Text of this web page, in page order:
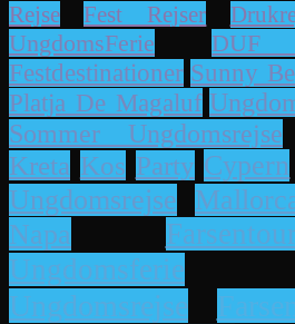
Rejse
Fest Rejser
UngdomsFerie
DUF
Festdestinationer Sunny
Platja De Magaluf
Sommer Ungdomsrejse
Kreta Kos Party Cypern
Ungdomsrejse
Napa
Ungdomsferie
Ungdomsrejse